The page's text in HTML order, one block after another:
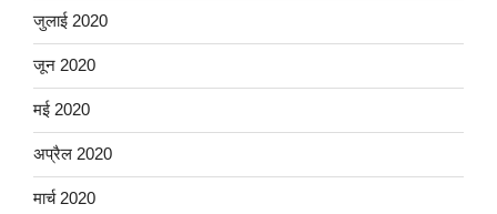
जुलाई 2020
जून 2020
मई 2020
अप्रैल 2020
मार्च 2020